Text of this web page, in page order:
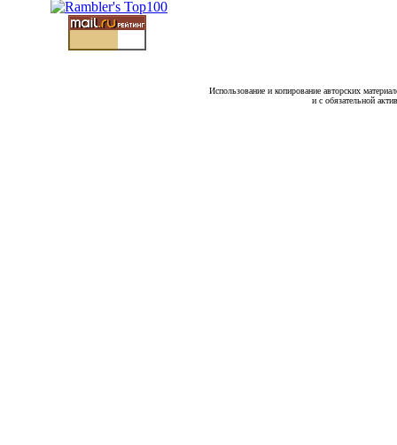
Использование и копирование авторских
и с обязательной